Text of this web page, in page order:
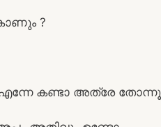
?
കണ്ടാ അത്രേ